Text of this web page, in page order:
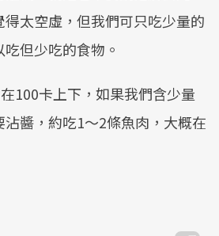
太空虛，但我們可只吃少量的
但少吃的食物。
100卡上下，如果我們含少量
醬，約吃1～2條魚肉，大概在